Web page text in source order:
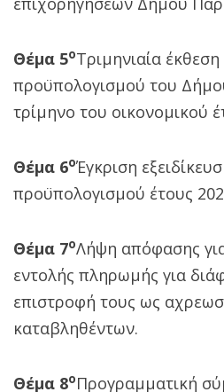
Θέμα 5οΤριμηνιαία
προϋπολογισμού του
τρίμηνο του οικονομικού
Θέμα 6οΈγκριση
προϋπολογισμού έτους
Θέμα 7οΛήψη απόφασης
εντολής πληρωμής για
επιστροφή τους ως
καταβληθέντων.
Θέμα 8οΠρογραμματική